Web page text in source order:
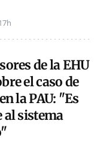
de la EHU
el caso de
la PAU: "Es
al sistema